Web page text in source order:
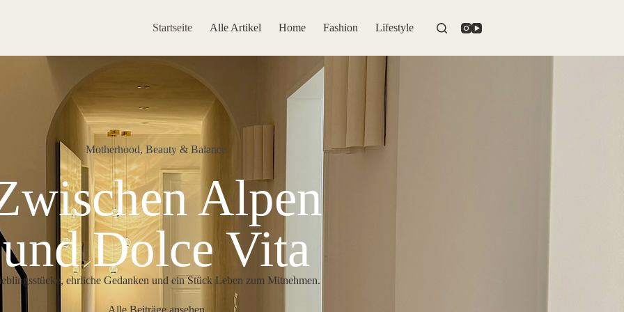
Startseite Alle Artikel Home Fashion Lifestyle
Motherhood, Beauty & Balance
Alpen
und Dolce Vita
ehrliche Gedanken und ein Stück Leben zum Mitnehmen.
Alle Beiträge ansehen